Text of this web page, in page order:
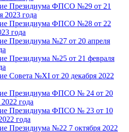
Президиума ФПСО №29 от 21
2023 года
Президиума ФПСО №28 от 22
года
Президиума №27 от 20 апреля
Президиума №25 от 21 февраля
Совета №XI от 20 декабря 2022
Президиума ФПСО № 24 от 20
года
Президиума ФПСО № 23 от 10
года
Президиума №22 7 октября 2022